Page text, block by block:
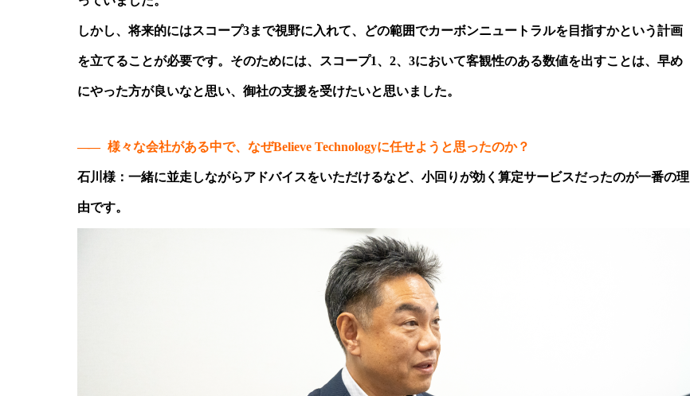
しかし、将来的にはスコープ3まで視野に入れて、どの範囲でカーボンニュートラルを目指すかという計画
を立てることが必要です。そのためには、スコープ1、2、3において客観性のある数値を出すことは、早め
にやった方が良いなと思い、御社の支援を受けたいと思いました。
——様々な会社がある中で、なぜBelieve Technologyに任せようと思ったのか？
石川様：一緒に並走しながらアドバイスをいただけるなど、小回りが効く算定サービスだったのが一番の理
由です。